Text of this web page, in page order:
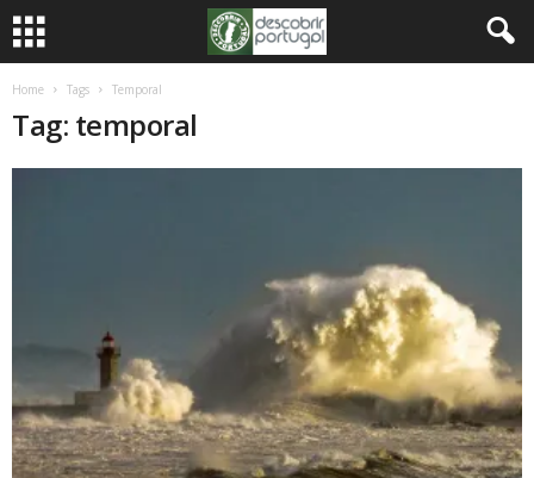
Home Tags Temporal
Tag: temporal